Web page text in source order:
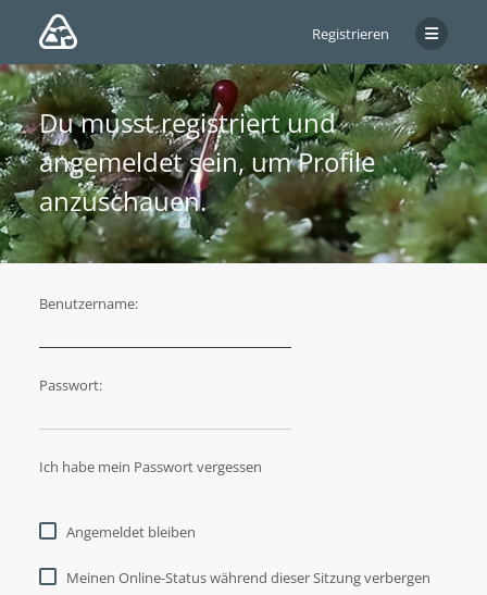
Registrieren
Du musst registriert und
angemeldet sein, um Profile
anzuschauen.
Benutzername:
Passwort:
Ich habe mein Passwort vergessen
Angemeldet bleiben
Meinen Online-Status während dieser Sitzung verbergen